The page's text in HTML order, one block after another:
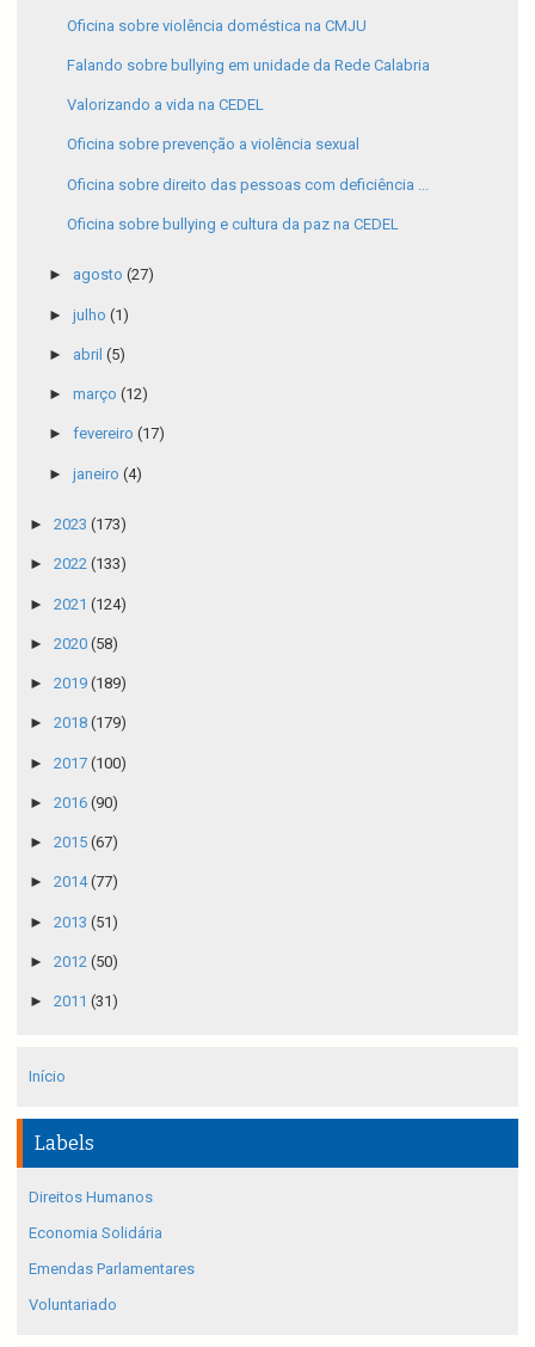
Oficina sobre violência doméstica na CMJU
Falando sobre bullying em unidade da Rede Calabria
Valorizando a vida na CEDEL
Oficina sobre prevenção a violência sexual
Oficina sobre direito das pessoas com deficiência ...
Oficina sobre bullying e cultura da paz na CEDEL
► agosto (27)
► julho (1)
► abril (5)
► março (12)
► fevereiro (17)
► janeiro (4)
► 2023 (173)
► 2022 (133)
► 2021 (124)
► 2020 (58)
► 2019 (189)
► 2018 (179)
► 2017 (100)
► 2016 (90)
► 2015 (67)
► 2014(77)
► 2013 (51)
► 2012 (50)
► 2011 (31)
Início
Labels
Direitos Humanos
Economia Solidária
Emendas Parlamentares
Voluntariado